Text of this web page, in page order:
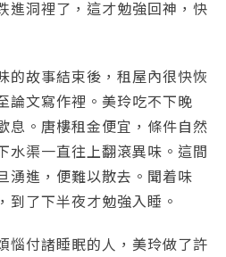
進洞裡了，這才勉強回神，快
的故事結束後，租屋內很快恢
論文寫作裡。美玲吃不下晚
息。唐樓租金便宜，條件自然
水渠一直往上翻滾異味。這間
湧進，便難以散去。聞着味
到了下半夜才勉強入睡。
惱付諸睡眠的人，美玲做了許